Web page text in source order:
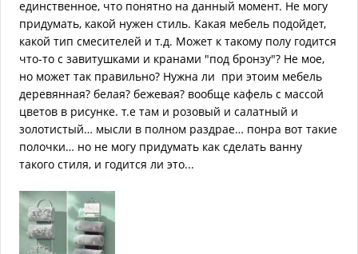
единственное, что понятно на данный момент. Не могу
придумать, какой нужен стиль. Какая мебель подойдет,
какой тип смесителей и т.д. Может к такому полу годится
что-то с завитушками и кранами "под бронзу"? Не мое,
но может так правильно? Нужна ли при этоим мебель
деревянная? белая? бежевая? вообще кафель с массой
цветов в рисунке. т.е там и розовый и салатный и
золотистый… мысли в полном раздрае… понра вот такие
полочки… но не могу придумать как сделать ванну
такого стиля, и годится ли это...